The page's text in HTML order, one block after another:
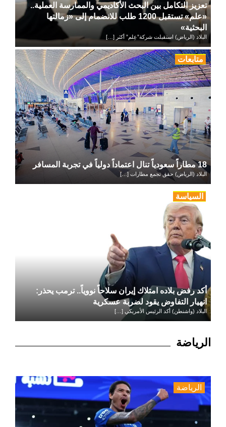
تعزيز التكامل بين البحث الأكاديمي والممارسة العملية..
«علم» تستقبل 1200 طلب للانضمام إلى «زمالتها
البحثية»
البلاد (الرياض) استقبلت شركة”عِلم” أكثر […]
متابعات
18 مطاراً سعودياً تنال اعتماداً دولياً في تجربة المسافر
البلاد (الرياض) حقق تجمع مطارات […]
السياسة
أكد رفض بلاده امتلاك إيران سلاحاً نووياً.. ترمب يحذر:
انهيار التفاوض يقود لضربة عسكرية
البلاد (واشنطن) أكد الرئيس الأمريكي […]
الرياضة
الرياضة